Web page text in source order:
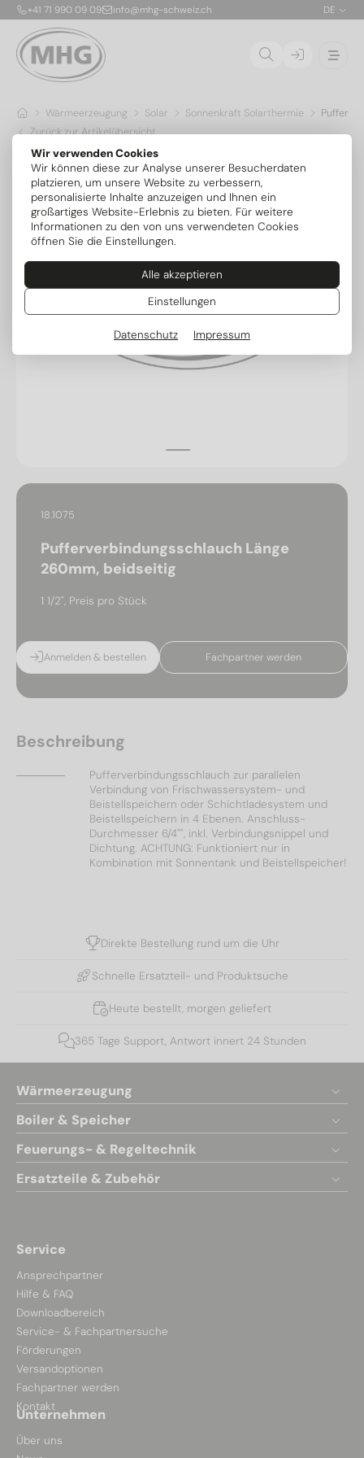
Wir verwenden Cookies
Wir können diese zur Analyse unserer Besucherdaten
platzieren, um unsere Website zu verbessern,
personalisierte Inhalte anzuzeigen und Ihnen ein
großartiges Website-Erlebnis zu bieten. Für weitere
Informationen zu den von uns verwendeten Cookies
öffnen Sie die Einstellungen.
Alle akzeptieren
Einstellungen
Datenschutz Impressum
+41 71 990 09 09 info@mhg-schweiz.ch DE
Wärmeerzeugung Solar Sonnenkraft Solarthermie
Zurück zur Artikelübersicht
18.1075
Pufferverbindungsschlauch Länge
260mm, beidseitig
1 1/2", Preis pro Stück
Anmelden & bestellen Fachpartner werden
Beschreibung
Pufferverbindungsschlauch zur parallelen
Verbindung von Frischwassersystem- und
Beistellspeichern oder Schichtladesystem und
Beistellspeichern in 4 Ebenen. Anschluss-
Durchmesser 6/4"", inkl. Verbindungsnippel und
Dichtung. ACHTUNG: Funktioniert nur in
Kombination mit Sonnentank und Beistellspeicher!
Direkte Bestellung rund um die Uhr
Schnelle Ersatzteil- und Produktsuche
Heute bestellt, morgen geliefert
365 Tage Support, Antwort innert 24 Stunden
Wärmeerzeugung
Boiler & Speicher
Feuerungs- & Regeltechnik
Ersatzteile & Zubehör
Service
Ansprechpartner
Hilfe & FAQ
Downloadbereich
Service- & Fachpartnersuche
Förderungen
Versandoptionen
Fachpartner werden
Kontakt
Unternehmen
Über uns